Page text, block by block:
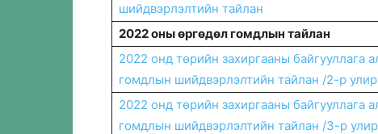
шийдвэрлэлтийн тайлан
2022 оны өргөдөл гомдлын тайлан
2022 онд төрийн захиргааны байгууллага
гомдлын шийдвэрлэлтийн тайлан /2-р
2022 онд төрийн захиргааны байгууллага
гомдлын шийдвэрлэлтийн тайлан /3-р